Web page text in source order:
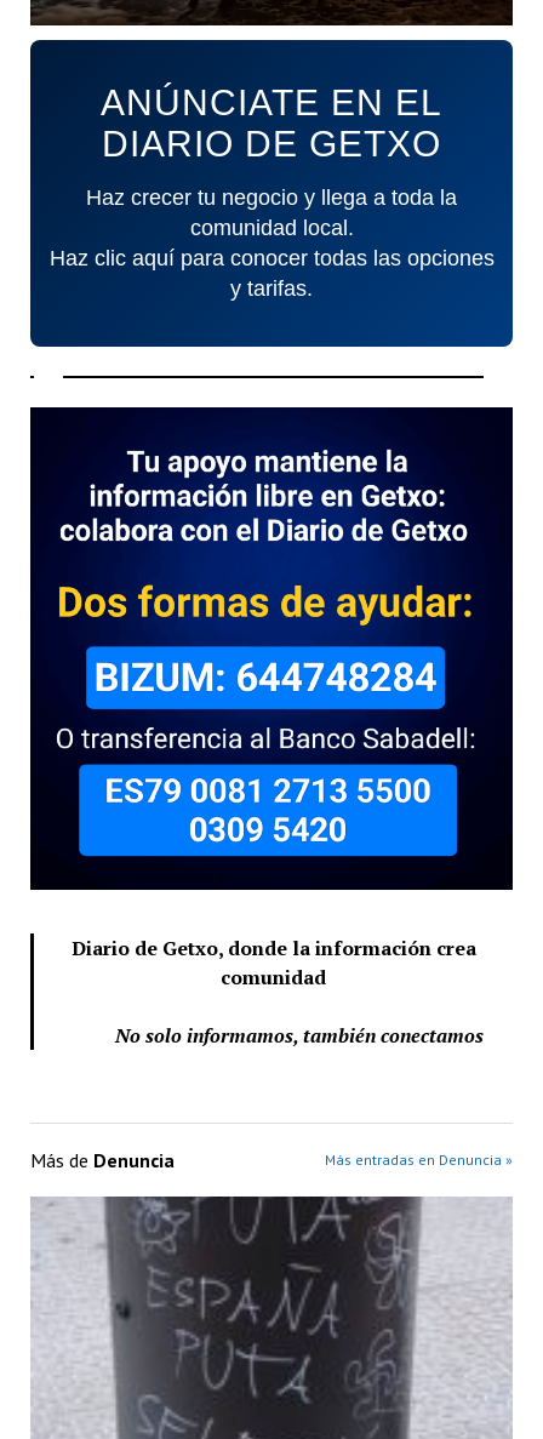
ANÚNCIATE EN EL
DIARIO DE GETXO
Haz crecer tu negocio y llega a toda la
comunidad local.
Haz clic aquí para conocer todas las opciones
y tarifas.
Diario de Getxo, donde la información crea
comunidad
No solo informamos, también conectamos
Más de Denuncia Más entradas en Denuncia »